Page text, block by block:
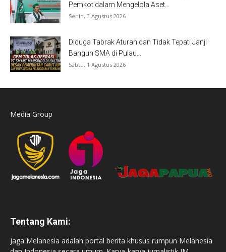
Pemkot dalam Mengelola Aset...
Senin, 3 Agustus 2026
Diduga Tabrak Aturan dan Tidak Tepati Janji
Bangun SMA di Pulau...
Sabtu, 1 Agustus 2026
Media Group
Tentang Kami:
Jaga Melanesia adalah portal berita khusus rumpun Melanesia